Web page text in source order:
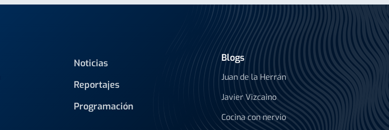
Noticias
Reportajes
Programación
Blogs
Juan de la Herrán
Javier Vizcaino
Cocina con nervio